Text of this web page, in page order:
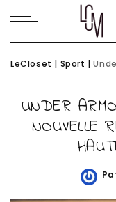
LeCloset | Sport |Under
UNDER
NOUVELLE